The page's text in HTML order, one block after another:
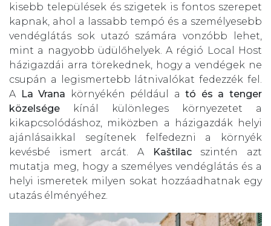
kisebb települések és szigetek is fontos szerepet
kapnak, ahol a lassabb tempó és a személyesebb
vendéglátás sok utazó számára vonzóbb lehet,
mint a nagyobb üdülőhelyek. A régió Local Host
házigazdái arra törekednek, hogy a vendégek ne
csupán a legismertebb látnivalókat fedezzék fel.
A La Vrana környékén például ató és a tenger
közelsége kínál különleges környezetet a
kikapcsolódáshoz, miközben a házigazdák helyi
ajánlásaikkal segítenek felfedezni a környék
kevésbé ismert arcát. A
Kaštilacszintén azt
mutatja meg, hogy a személyes vendéglátás és a
helyi ismeretek milyen sokat hozzáadhatnak egy
utazás élményéhez.